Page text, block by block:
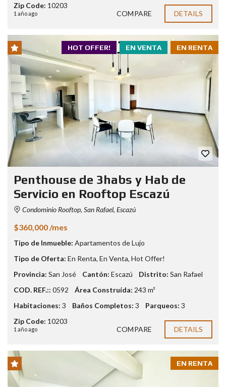
Zip Code: 10203
1 año ago COMPARE DETAILS
EN RENTA
EN VENTA
HOT OFFER!
Penthouse de 3habs y Hab de
Servicio en Rooftop Escazú
Condominio Rooftop, San Rafael, Escazú
$360,000 /mes
Tipo de Inmueble: Apartamentos de Lujo
Tipo de Oferta: En Renta, En Venta, Hot Offer!
Provincia: San José Cantón: Escazú Distrito: San Rafael
COD. REF.:: 0592 Área Construída: 243 m²
Habitaciones: 3 Baños Completos: 3 Parqueos: 3
Zip Code: 10203
1 año ago COMPARE DETAILS
EN RENTA